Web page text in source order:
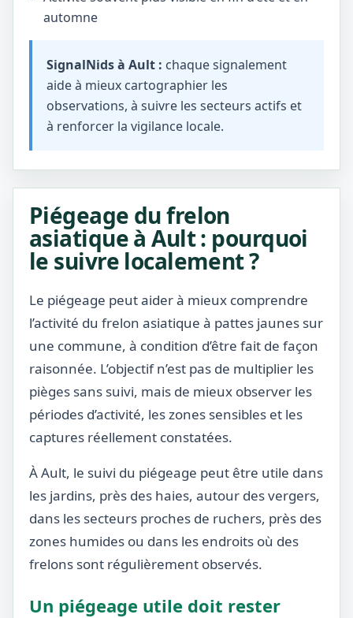
automne
SignalNids à Ault : chaque signalement
aide à mieux cartographier les
observations, à suivre les secteurs actifs et
à renforcer la vigilance locale.
Piégeage du frelon
asiatique à Ault : pourquoi
le suivre localement ?
Le piégeage peut aider à mieux comprendre
l’activité du frelon asiatique à pattes jaunes sur
une commune, à condition d’être fait de façon
raisonnée. L’objectif n’est pas de multiplier les
pièges sans suivi, mais de mieux observer les
périodes d’activité, les zones sensibles et les
captures réellement constatées.
À Ault, le suivi du piégeage peut être utile dans
les jardins, près des haies, autour des vergers,
dans les secteurs proches de ruchers, près des
zones humides ou dans les endroits où des
frelons sont régulièrement observés.
Un piégeage utile doit rester